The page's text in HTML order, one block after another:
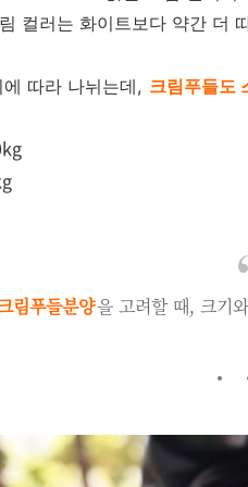
컬러는 화이트보다 약간 더
따라 나뉘는데, 크림푸들도
림푸들분양을 고려할 때, 크기